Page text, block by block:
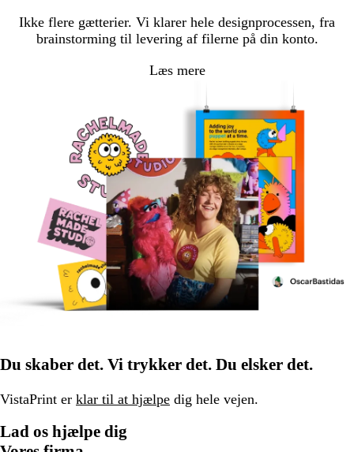
Ikke flere gætterier. Vi klarer hele designprocessen, fra
brainstorming til levering af filerne på din konto.
Læs mere
Du skaber det. Vi trykker det. Du elsker det.
VistaPrint er klar til at hjælpe dig hele vejen.
Lad os hjælpe dig